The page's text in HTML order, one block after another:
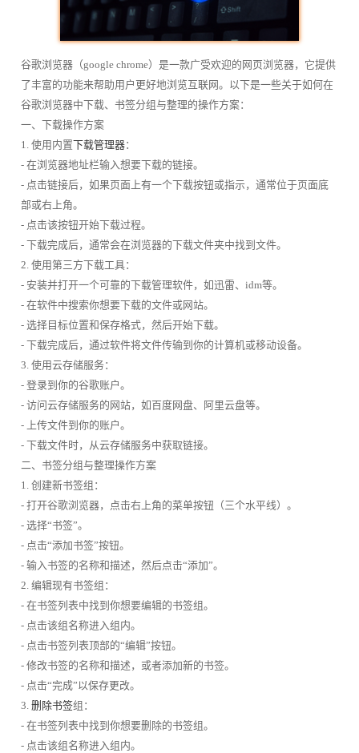
谷歌浏览器（google chrome）是一款广受欢迎的网页浏览器，它提供
了丰富的功能来帮助用户更好地浏览互联网。以下是一些关于如何在
谷歌浏览器中下载、书签分组与整理的操作方案：
一、下载操作方案
1. 使用内置下载管理器：
- 在浏览器地址栏输入想要下载的链接。
- 点击链接后，如果页面上有一个下载按钮或指示，通常位于页面底
部或右上角。
- 点击该按钮开始下载过程。
- 下载完成后，通常会在浏览器的下载文件夹中找到文件。
2. 使用第三方下载工具：
- 安装并打开一个可靠的下载管理软件，如迅雷、idm等。
- 在软件中搜索你想要下载的文件或网站。
- 选择目标位置和保存格式，然后开始下载。
- 下载完成后，通过软件将文件传输到你的计算机或移动设备。
3. 使用云存储服务：
- 登录到你的谷歌账户。
- 访问云存储服务的网站，如百度网盘、阿里云盘等。
- 上传文件到你的账户。
- 下载文件时，从云存储服务中获取链接。
二、书签分组与整理操作方案
1. 创建新书签组：
- 打开谷歌浏览器，点击右上角的菜单按钮（三个水平线）。
- 选择“书签”。
- 点击“添加书签”按钮。
- 输入书签的名称和描述，然后点击“添加”。
2. 编辑现有书签组：
- 在书签列表中找到你想要编辑的书签组。
- 点击该组名称进入组内。
- 点击书签列表顶部的“编辑”按钮。
- 修改书签的名称和描述，或者添加新的书签。
- 点击“完成”以保存更改。
3. 删除书签组：
- 在书签列表中找到你想要删除的书签组。
- 点击该组名称进入组内。